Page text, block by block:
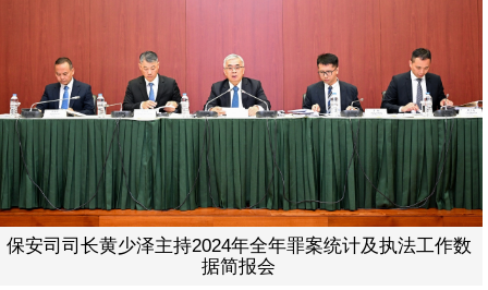
保安司司长黄少泽主持2024年全年罪案统计及执法工作数
据简报会